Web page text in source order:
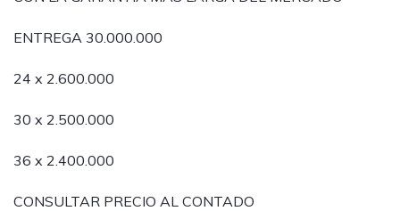
ENTREGA 30.000.000
24 x 2.600.000
30 x 2.500.000
36 x 2.400.000
CONSULTAR PRECIO AL CONTADO